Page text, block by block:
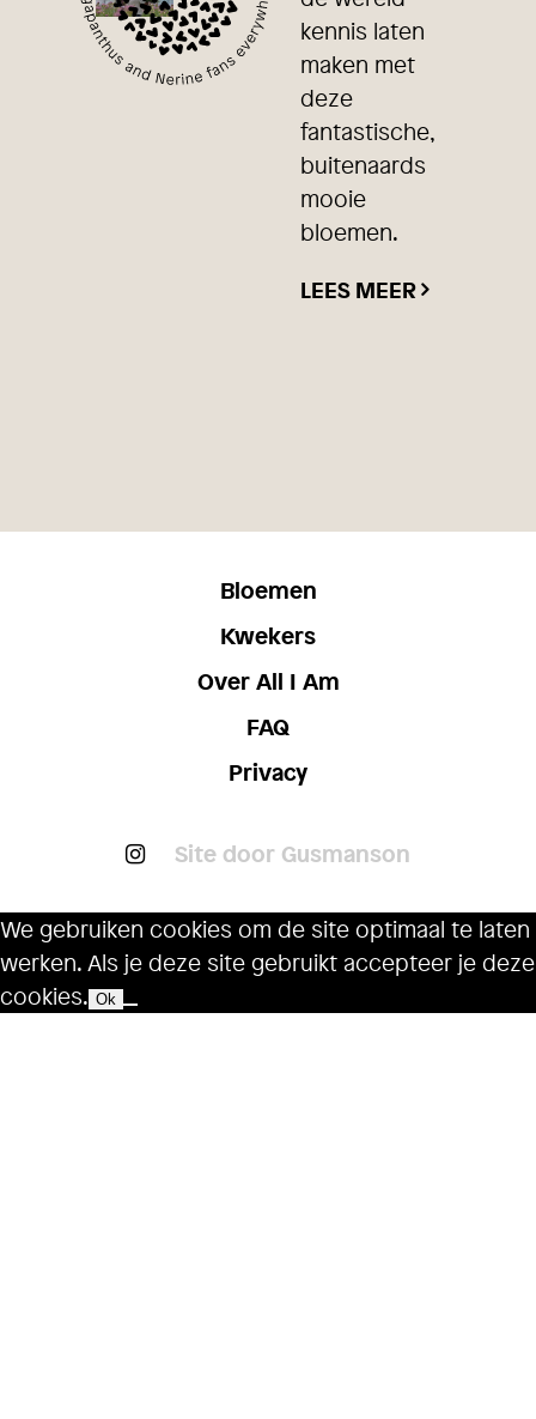
kennis laten
maken met
deze
fantastische,
buitenaards
mooie
bloemen.
LEES MEER
Bloemen
Kwekers
Over All I Am
FAQ
Privacy
Site door Gusmanson
We gebruiken cookies om de site optimaal te laten
werken. Als je deze site gebruikt accepteer je deze
cookies. Ok